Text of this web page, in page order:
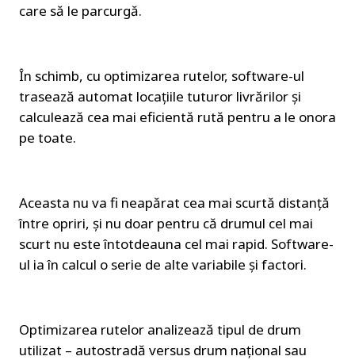
care să le parcurgă.
În schimb, cu optimizarea rutelor, software-ul
trasează automat locațiile tuturor livrărilor și
calculează cea mai eficientă rută pentru a le onora
pe toate.
Aceasta nu va fi neapărat cea mai scurtă distanță
între opriri, și nu doar pentru că drumul cel mai
scurt nu este întotdeauna cel mai rapid. Software-
ul ia în calcul o serie de alte variabile și factori.
Optimizarea rutelor analizează tipul de drum
utilizat – autostradă versus drum național sau